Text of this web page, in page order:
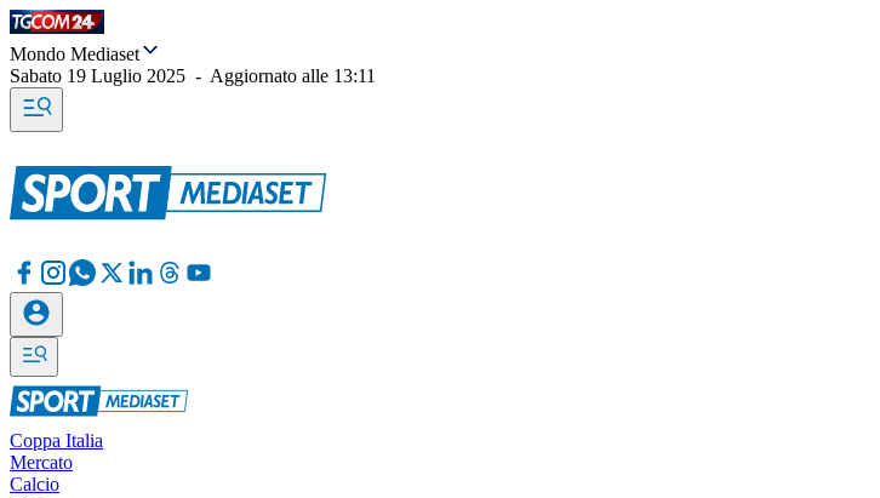
Mondo Mediaset
Sabato 19 Luglio 2025 - Aggiornato alle 13:11
Coppa Italia
Mercato
Calcio